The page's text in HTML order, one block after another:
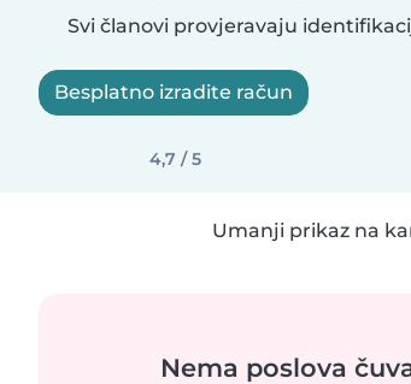
Svi članovi provjeravaju
Besplatno izradite račun
4,7 / 5
Umanji prikaz na
Nema poslova